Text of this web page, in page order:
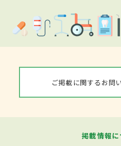
ご掲載に関するお問
掲載情報